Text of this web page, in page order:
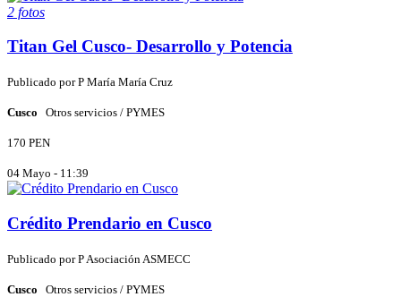
2 fotos
Titan Gel Cusco- Desarrollo y Potencia
Publicado porP María María Cruz
Cusco Otros servicios / PYMES
170 PEN
04 Mayo - 11:39
Crédito Prendario en Cusco
Publicado porP Asociación ASMECC
Cusco Otros servicios / PYMES